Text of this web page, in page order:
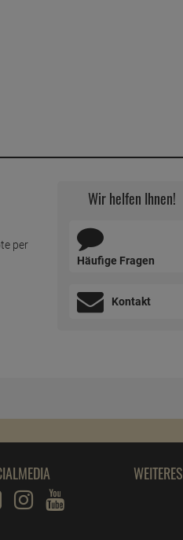
per
Wir helfen Ihnen!
Häufige Fragen
Kontakt
WEITERES